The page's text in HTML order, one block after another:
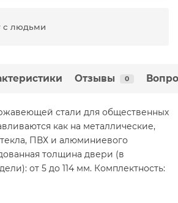
с людьми
Отзывы 0
стали для общественных
как на металлические,
ПВХ и алюминиевого
толщина двери (в
от 5 до 114 мм. Комплектность: